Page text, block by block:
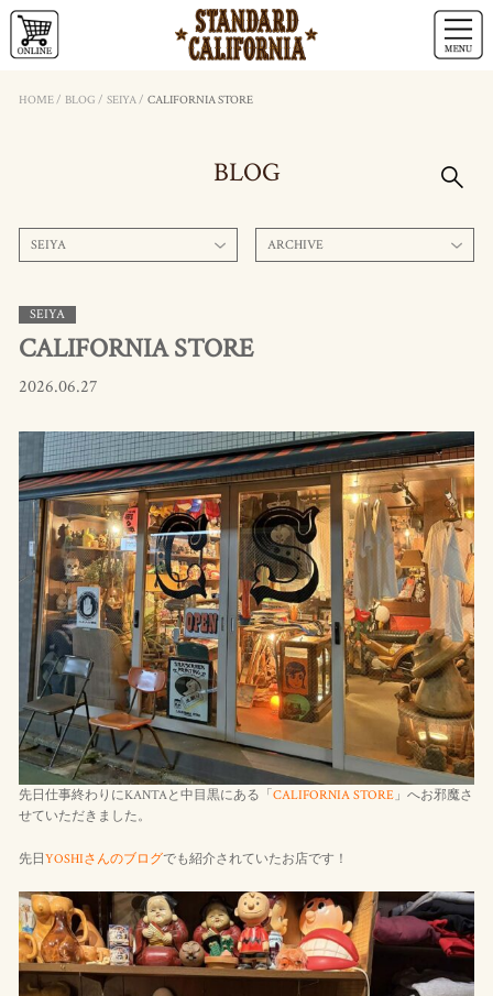
HOME/ BLOG / SEIYA/ CALIFORNIA STORE
BLOG
SEIYA ARCHIVE
SEIYA
CALIFORNIA STORE
2026.06.27
先日仕事終わりにKANTAと中目黒にある「 CALIFORNIA STORE」へお邪魔さ
せていただきました。
先日 YOSHIさんのブログでも紹介されていたお店です！